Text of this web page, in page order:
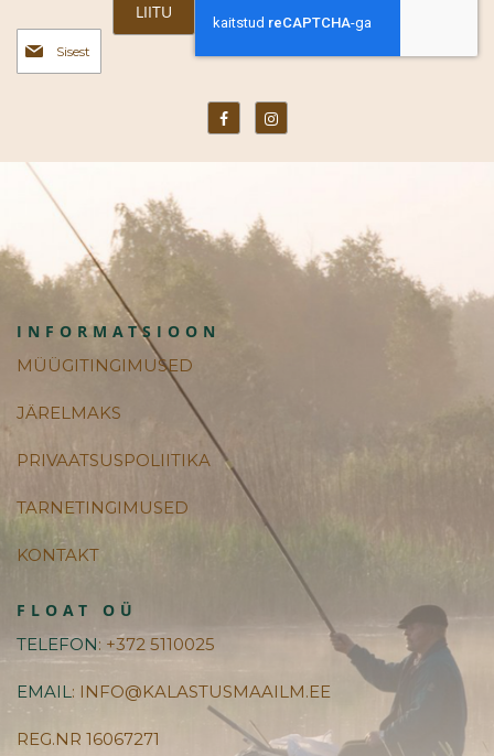
uudiskirjaga:
LIITU
INFORMATSIOON
MÜÜGITINGIMUSED
JÄRELMAKS
PRIVAATSUSPOLIITIKA
TARNETINGIMUSED
KONTAKT
FLOAT OÜ
TELEFON: +372 5110025
EMAIL: INFO@KALASTUSMAAILM.EE
REG.NR 16067271